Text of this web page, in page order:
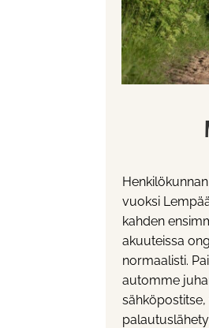
vuoksi
kahden
akuuteissa
normaalisti.
automme